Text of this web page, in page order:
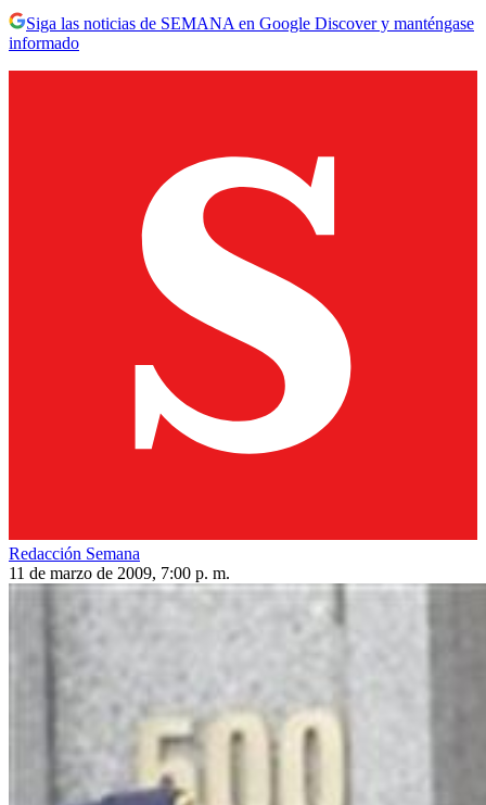
Siga las noticias de SEMANA en Google Discover y manténgase
informado
Redacción Semana
11 de marzo de 2009, 7:00 p. m.